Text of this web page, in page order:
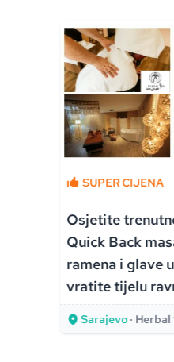
SUPER CIJENA
Osjetite
Quick Back
ramena i glave
vratite tijelu
opuštenost i
Sarajevo· Herbal